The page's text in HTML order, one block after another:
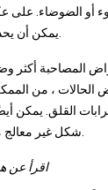
أو الضوضاء. على
المصاحبة أكثر
، من الممكن
القلق. يمكن
اقرأ عن